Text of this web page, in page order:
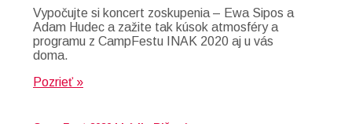
Vypočujte si koncert zoskupenia – Ewa Sipos a
Adam Hudec a zažite tak kúsok atmosféry a
programu z CampFestu INAK 2020 aj u vás
doma.
Pozrieť »